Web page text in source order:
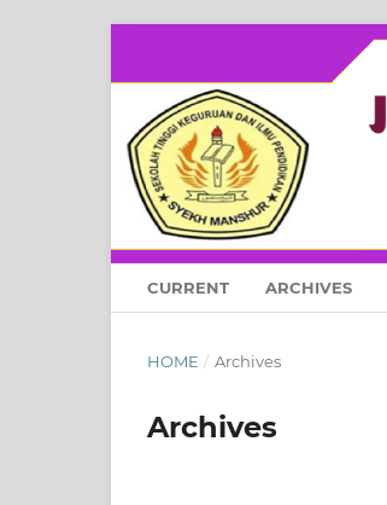
CURRENT ARCHIVES
HOME / Archives
Archives